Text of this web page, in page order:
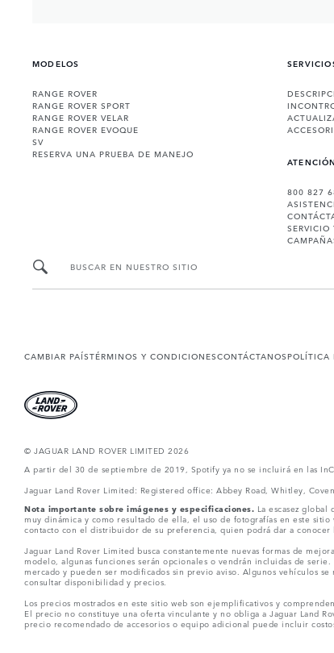
MODELOS
RANGE ROVER
RANGE ROVER SPORT
RANGE ROVER VELAR
RANGE ROVER EVOQUE
SV
RESERVA UNA PRUEBA DE MANEJO
800 827
BUSCAR EN NUESTRO SITIO
CAMBIAR PAÍSTÉRMINOS Y CONDICIONESCONTÁCTANOSPOLÍTICA
© JAGUAR LAND ROVER LIMITED 2026
A partir del 30 de septiembre de 2019, Spotify ya no se incluirá en las
Jaguar Land Rover Limited: Registered office: Abbey Road, Whitley,
Nota importante sobre imágenes y especificaciones. La escasez
muy dinámica y como resultado de ella, el uso de fotografías en este
contacto con el distribuidor de su preferencia, quien podrá dar a conocer
Jaguar Land Rover Limited busca constantemente nuevas formas de
modelo, algunas funciones serán opcionales o vendrán incluidas de
mercado y pueden ser modificados sin previo aviso. Algunos vehículos
consultar disponibilidad y precios.
Los precios mostrados en este sitio web son ejemplificativos y
El precio no constituye una oferta vinculante y no obliga a Jaguar Land
precio recomendado de accesorios o equipo adicional puede incluir